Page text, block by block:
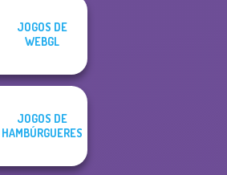
JOGOS DE
WEBGL
JOGOS DE
HAMBÚRGUERES